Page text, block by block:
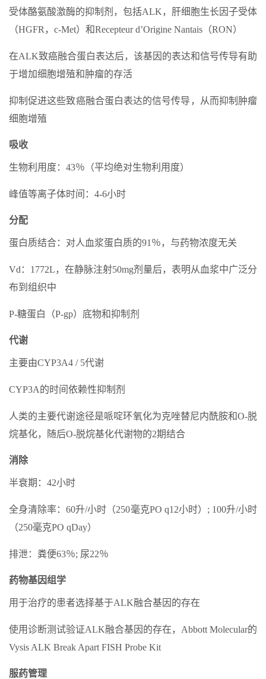
受体酪氨酸激酶的抑制剂，包括ALK，肝细胞生长因子受体
（HGFR，c-Met）和Recepteur d’Origine Nantais（RON）
在ALK致癌融合蛋白表达后，该基因的表达和信号传导有助
于增加细胞增殖和肿瘤的存活
抑制促进这些致癌融合蛋白表达的信号传导，从而抑制肿瘤
细胞增殖
吸收
生物利用度：43％（平均绝对生物利用度）
峰值等离子体时间：4-6小时
分配
蛋白质结合：对人血浆蛋白质的91％，与药物浓度无关
Vd：1772L，在静脉注射50mg剂量后，表明从血浆中广泛分
布到组织中
P-糖蛋白（P-gp）底物和抑制剂
代谢
主要由CYP3A4 / 5代谢
CYP3A的时间依赖性抑制剂
人类的主要代谢途径是哌啶环氧化为克唑替尼内酰胺和O-脱
烷基化，随后O-脱烷基化代谢物的2期结合
消除
半衰期：42小时
全身清除率：60升/小时（250毫克PO q12小时）; 100升/小时
（250毫克PO qDay）
排泄：粪便63％; 尿22％
药物基因组学
用于治疗的患者选择基于ALK融合基因的存在
使用诊断测试验证ALK融合基因的存在，Abbott Molecular的
Vysis ALK Break Apart FISH Probe Kit
服药管理